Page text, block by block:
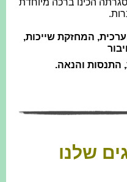
הכינו ברכה מיוחדת
המחזקת שייכות,
התנסות והנאה.
שלנו